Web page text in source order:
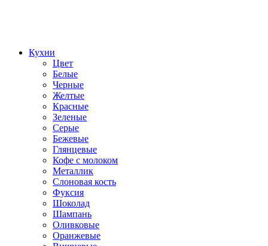
Кухни
Цвет
Белые
Черные
Желтые
Красные
Зеленые
Серые
Бежевые
Глянцевые
Кофе с молоком
Металлик
Слоновая кость
Фуксия
Шоколад
Шампань
Оливковые
Оранжевые